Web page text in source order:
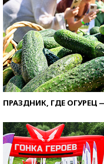
ПРАЗДНИК, ГДЕ ОГУРЕЦ